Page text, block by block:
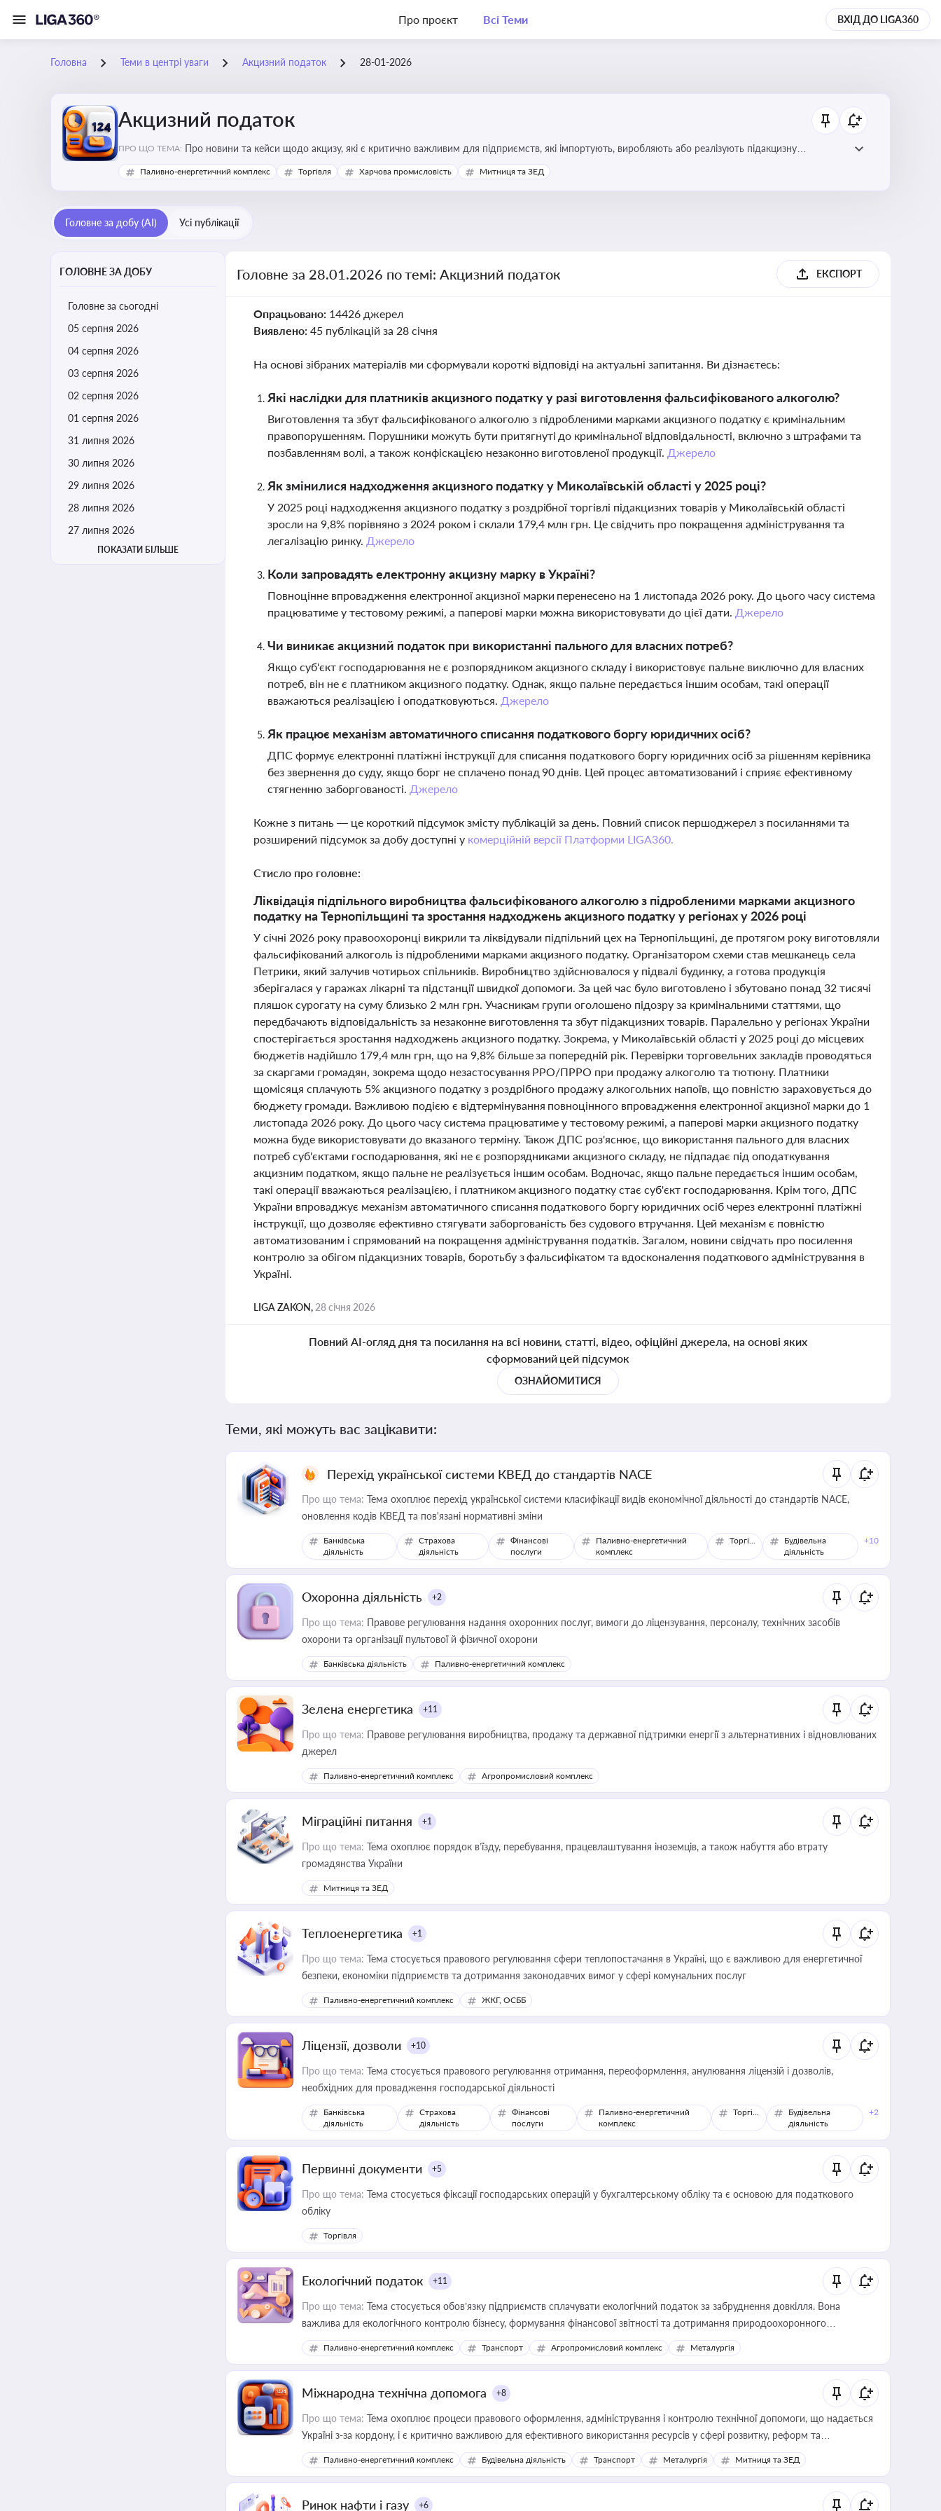
Про проєкт Всі Теми ВХІД ДО LIGA360
Головна Теми в центрі уваги Акцизний податок 28-01-2026
Акцизний податок
ПРО ЩО ТЕМА: Про новини та кейси щодо акцизу, які є критично важливим для підприємств, які імпортують, виробляють або реалізують підакцизну
продукцію, з метою уникнення штрафів та ефективного податкового планування.
Паливно-енергетичний комплекс Торгівля Харчова промисловість Митниця та ЗЕД
Головне за добу (AI) Усі публікації
ГОЛОВНЕ ЗА ДОБУ
Головне за сьогодні
05 серпня 2026
04 серпня 2026
03 серпня 2026
02 серпня 2026
01 серпня 2026
31 липня 2026
30 липня 2026
29 липня 2026
28 липня 2026
27 липня 2026
ПОКАЗАТИ БІЛЬШЕ
Головне за 28.01.2026 по темі: Акцизний податок ЕКСПОРТ
Опрацьовано: 14426 джерел
Виявлено: 45 публікацій за 28 січня
На основі зібраних матеріалів ми сформували короткі відповіді на актуальні запитання. Ви дізнаєтесь:
Які наслідки для платників акцизного податку у разі виготовлення фальсифікованого алкоголю?
Виготовлення та збут фальсифікованого алкоголю з підробленими марками акцизного податку є кримінальним
правопорушенням. Порушники можуть бути притягнуті до кримінальної відповідальності, включно з штрафами та
позбавленням волі, а також конфіскацією незаконно виготовленої продукції. Джерело
Як змінилися надходження акцизного податку у Миколаївській області у 2025 році?
У 2025 році надходження акцизного податку з роздрібної торгівлі підакцизних товарів у Миколаївській області
зросли на 9,8% порівняно з 2024 роком і склали 179,4 млн грн. Це свідчить про покращення адміністрування та
легалізацію ринку. Джерело
Коли запровадять електронну акцизну марку в Україні?
Повноцінне впровадження електронної акцизної марки перенесено на 1 листопада 2026 року. До цього часу система
працюватиме у тестовому режимі, а паперові марки можна використовувати до цієї дати. Джерело
Чи виникає акцизний податок при використанні пального для власних потреб?
Якщо суб'єкт господарювання не є розпорядником акцизного складу і використовує пальне виключно для власних
потреб, він не є платником акцизного податку. Однак, якщо пальне передається іншим особам, такі операції
вважаються реалізацією і оподатковуються. Джерело
Як працює механізм автоматичного списання податкового боргу юридичних осіб?
ДПС формує електронні платіжні інструкції для списання податкового боргу юридичних осіб за рішенням керівника
без звернення до суду, якщо борг не сплачено понад 90 днів. Цей процес автоматизований і сприяє ефективному
стягненню заборгованості. Джерело
Кожне з питань — це короткий підсумок змісту публікацій за день. Повний список першоджерел з посиланнями та
розширений підсумок за добу доступні у комерційній версії Платформи LIGA360.
Стисло про головне:
Ліквідація підпільного виробництва фальсифікованого алкоголю з підробленими марками акцизного
податку на Тернопільщині та зростання надходжень акцизного податку у регіонах у 2026 році
У січні 2026 року правоохоронці викрили та ліквідували підпільний цех на Тернопільщині, де протягом року виготовляли
фальсифікований алкоголь із підробленими марками акцизного податку. Організатором схеми став мешканець села
Петрики, який залучив чотирьох спільників. Виробництво здійснювалося у підвалі будинку, а готова продукція
зберігалася у гаражах лікарні та підстанції швидкої допомоги. За цей час було виготовлено і збутовано понад 32 тисячі
пляшок сурогату на суму близько 2 млн грн. Учасникам групи оголошено підозру за кримінальними статтями, що
передбачають відповідальність за незаконне виготовлення та збут підакцизних товарів. Паралельно у регіонах України
спостерігається зростання надходжень акцизного податку. Зокрема, у Миколаївській області у 2025 році до місцевих
бюджетів надійшло 179,4 млн грн, що на 9,8% більше за попередній рік. Перевірки торговельних закладів проводяться
за скаргами громадян, зокрема щодо незастосування РРО/ПРРО при продажу алкоголю та тютюну. Платники
щомісяця сплачують 5% акцизного податку з роздрібного продажу алкогольних напоїв, що повністю зараховується до
бюджету громади. Важливою подією є відтермінування повноцінного впровадження електронної акцизної марки до 1
листопада 2026 року. До цього часу система працюватиме у тестовому режимі, а паперові марки акцизного податку
можна буде використовувати до вказаного терміну. Також ДПС роз'яснює, що використання пального для власних
потреб суб'єктами господарювання, які не є розпорядниками акцизного складу, не підпадає під оподаткування
акцизним податком, якщо пальне не реалізується іншим особам. Водночас, якщо пальне передається іншим особам,
такі операції вважаються реалізацією, і платником акцизного податку стає суб'єкт господарювання. Крім того, ДПС
України впроваджує механізм автоматичного списання податкового боргу юридичних осіб через електронні платіжні
інструкції, що дозволяє ефективно стягувати заборгованість без судового втручання. Цей механізм є повністю
автоматизованим і спрямований на покращення адміністрування податків. Загалом, новини свідчать про посилення
контролю за обігом підакцизних товарів, боротьбу з фальсифікатом та вдосконалення податкового адміністрування в
Україні.
LIGA ZAKON, 28 січня 2026
Повний AI-огляд дня та посилання на всі новини, статті, відео, офіційні джерела, на основі яких
сформований цей підсумок
ОЗНАЙОМИТИСЯ
Теми, які можуть вас зацікавити:
Перехід української системи КВЕД до стандартів NACE
Про що тема: Тема охоплює перехід української системи класифікації видів економічної діяльності до стандартів NACE,
оновлення кодів КВЕД та пов'язані нормативні зміни
Банківська
діяльність
Страхова
діяльність
Фінансові
послуги
Паливно-енергетичний
комплекс
Торгівля
Будівельна
діяльність
+10
Охоронна діяльність +2
Про що тема: Правове регулювання надання охоронних послуг, вимоги до ліцензування, персоналу, технічних засобів
охорони та організації пультової й фізичної охорони
Банківська діяльність Паливно-енергетичний комплекс
Зелена енергетика +11
Про що тема: Правове регулювання виробництва, продажу та державної підтримки енергії з альтернативних і відновлюваних
джерел
Паливно-енергетичний комплекс Агропромисловий комплекс
Міграційні питання +1
Про що тема: Тема охоплює порядок в’їзду, перебування, працевлаштування іноземців, а також набуття або втрату
громадянства України
Митниця та ЗЕД
Теплоенергетика +1
Про що тема: Тема стосується правового регулювання сфери теплопостачання в Україні, що є важливою для енергетичної
безпеки, економіки підприємств та дотримання законодавчих вимог у сфері комунальних послуг
Паливно-енергетичний комплекс ЖКГ, ОСББ
Ліцензії, дозволи +10
Про що тема: Тема стосується правового регулювання отримання, переоформлення, анулювання ліцензій і дозволів,
необхідних для провадження господарської діяльності
Банківська
діяльність
Страхова
діяльність
Фінансові
послуги
Паливно-енергетичний
комплекс
Торгівля
Будівельна
діяльність
+2
Первинні документи +5
Про що тема: Тема стосується фіксації господарських операцій у бухгалтерському обліку та є основою для податкового
обліку
Торгівля
Екологічний податок +11
Про що тема: Тема стосується обов’язку підприємств сплачувати екологічний податок за забруднення довкілля. Вона
важлива для екологічного контролю бізнесу, формування фінансової звітності та дотримання природоохоронного
законодавства
Паливно-енергетичний комплекс Транспорт Агропромисловий комплекс Металургія
Міжнародна технічна допомога +8
Про що тема: Тема охоплює процеси правового оформлення, адміністрування і контролю технічної допомоги, що надається
Україні з-за кордону, і є критично важливою для ефективного використання ресурсів у сфері розвитку, реформ та
інфраструктурних проєктів
Паливно-енергетичний комплекс Будівельна діяльність Транспорт Металургія Митниця та ЗЕД
Ринок нафти і газу +6